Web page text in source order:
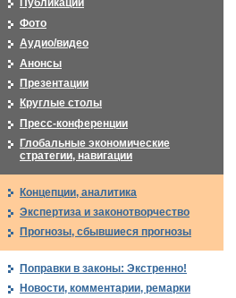
Публикации
Фото
Аудио/видео
Анонсы
Презентации
Круглые столы
Пресс-конференции
Глобальные экономические
стратегии, навигации
Концепции, аналитика
Экспертиза и законотворчество
Прогнозы, сбывшиеся прогнозы
Поправки в законы: Экстренно!
Новости, комментарии, ремарки